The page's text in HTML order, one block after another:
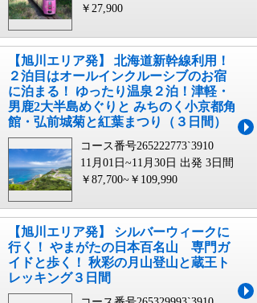
￥27,900
【旭川エリア発】 北海道新幹線利用！
２泊目はオールインクルーシブのお宿
に泊まる！ ゆったり温泉２泊！津軽・
男鹿2大半島めぐりと みちのく小京都角
館・弘前城菊と紅葉まつり（３日間）
コース番号265222773`3910
11月01日~11月30日 出発 3日間
￥87,700~￥109,990
【旭川エリア発】 シルバーウィークに
行く！ やまがたの日本百名山 専門ガ
イドと歩く！ 秋彩の月山登山と蔵王ト
レッキング３日間